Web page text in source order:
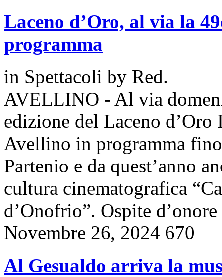
Laceno d’Oro, al via la
programma
in Spettacoli by Red.
AVELLINO - Al via
edizione del Laceno
Avellino in programma
Partenio e da quest’anno
cultura cinematografica
d’Onofrio”. Ospite
Novembre 26, 2024 670
Al Gesualdo arriva la